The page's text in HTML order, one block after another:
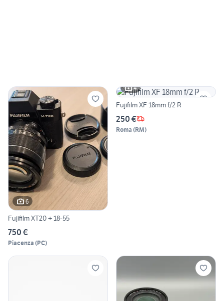
6
Fujifilm XT20 + 18-55
750 €
Piacenza (PC)
4
Fujifilm XF 18mm f/2 R
250 €
Roma (RM)